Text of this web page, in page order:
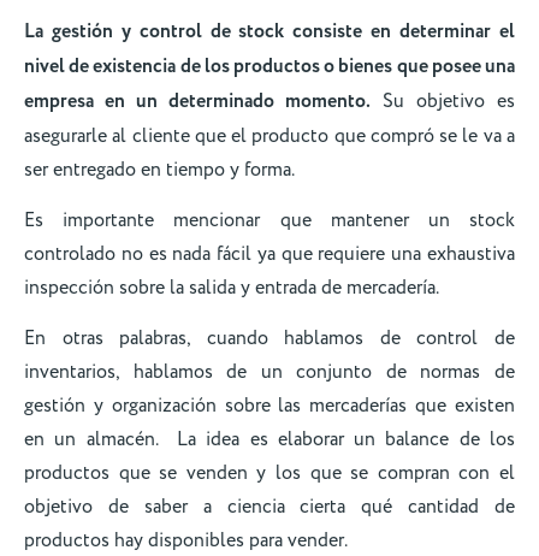
La gestión y control de stock consiste en determinar el
nivel de existencia de los productos o bienes que posee una
empresa en un determinado momento. Su objetivo es
asegurarle al cliente que el producto que compró se le va a
ser entregado en tiempo y forma.
Es importante mencionar que mantener un stock
controlado no es nada fácil ya que requiere una exhaustiva
inspección sobre la salida y entrada de mercadería.
En otras palabras, cuando hablamos de control de
inventarios, hablamos de un conjunto de normas de
gestión y organización sobre las mercaderías que existen
en un almacén. La idea es elaborar un balance de los
productos que se venden y los que se compran con el
objetivo de saber a ciencia cierta qué cantidad de
productos hay disponibles para vender.